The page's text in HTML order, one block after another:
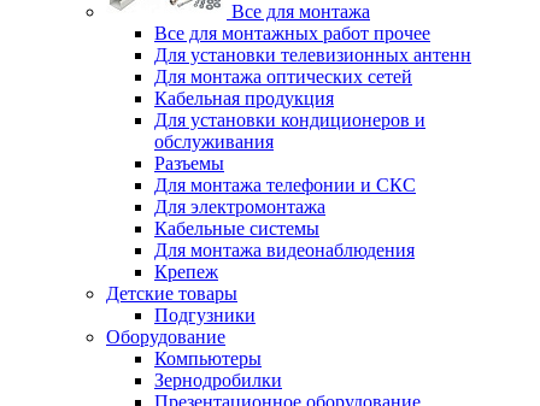
Все для монтажа
Все для монтажных работ прочее
Для установки телевизионных антенн
Для монтажа оптических сетей
Кабельная продукция
Для установки кондиционеров и
обслуживания
Разъемы
Для монтажа телефонии и СКС
Для электромонтажа
Кабельные системы
Для монтажа видеонаблюдения
Крепеж
Детские товары
Подгузники
Оборудование
Компьютеры
Зернодробилки
Презентационное оборудование